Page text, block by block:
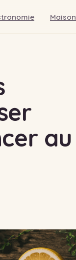
Maison
au